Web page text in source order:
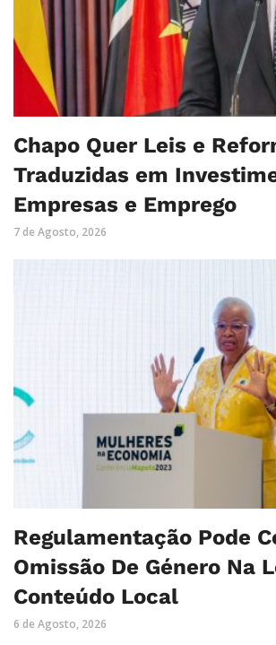
Chapo Quer Leis e
Traduzidas em
Empresas e Emprego
7 de Agosto, 2026
Regulamentação Pode
Omissão De Género Na
Conteúdo Local
6 de Agosto, 2026